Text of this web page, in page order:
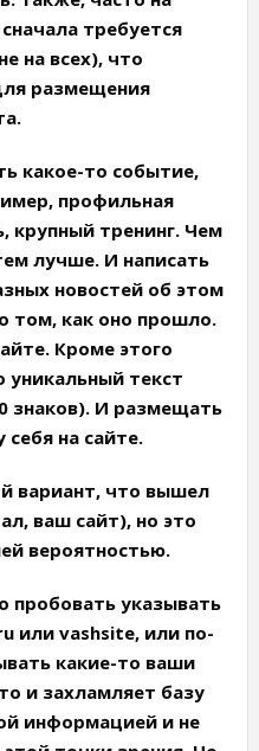
требуется
на всех), что
размещения
какое-то событие,
профильная
крупный тренинг. Чем
лучше. И написать
новостей об этом
том, как оно прошло.
Кроме этого
уникальный текст
знаков). И размещать
себя на сайте.
вариант, что вышел
ваш сайт), но это
вероятностью.
указывать
или vashsite, или по-
какие-то ваши
и захламляет базу
информацией и не